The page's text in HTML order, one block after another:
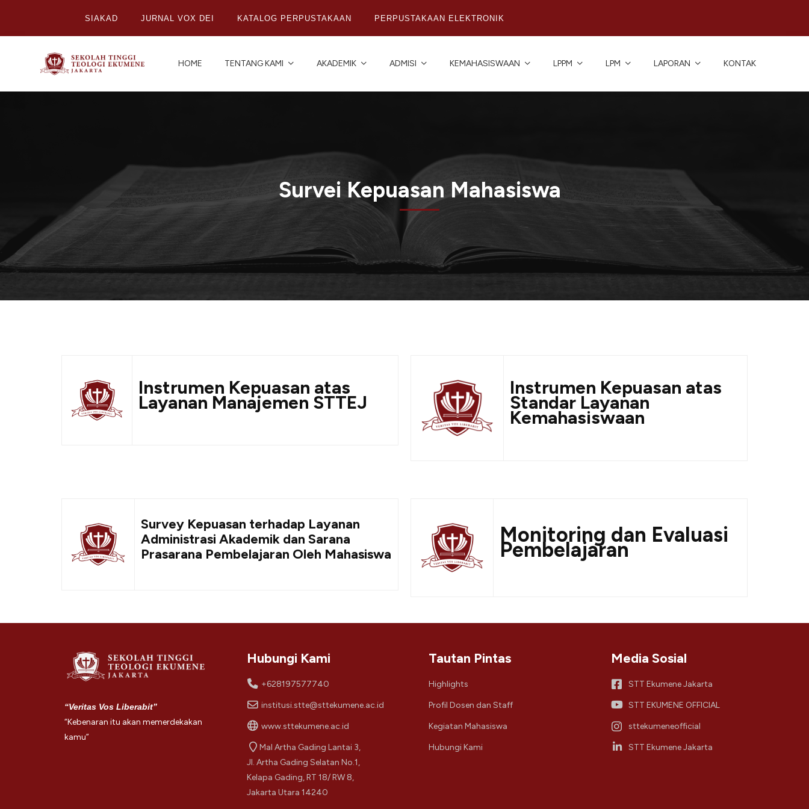
SIAKAD JURNAL VOX DEI KATALOG PERPUSTAKAAN PERPUSTAKAAN ELEKTRONIK
HOME TENTANG KAMI AKADEMIK ADMISI KEMAHASISWAAN LPPM LPM LAPORAN KONTAK
Survei Kepuasan Mahasiswa
Instrumen Kepuasan atas
Layanan Manajemen STTEJ
Instrumen Kepuasan atas
Standar Layanan
Kemahasiswaan
Survey Kepuasan terhadap Layanan
Administrasi Akademik dan Sarana
Prasarana Pembelajaran Oleh Mahasiswa
Monitoring dan Evaluasi
Pembelajaran
“Veritas Vos Liberabit”
“Kebenaran itu akan memerdekakan
kamu”
Hubungi Kami
+628197577740
institusi.stte@sttekumene.ac.id
www.sttekumene.ac.id
Mal Artha Gading Lantai 3,
Jl. Artha Gading Selatan No.1,
Kelapa Gading, RT 18/ RW 8,
Jakarta Utara 14240
Tautan Pintas
Highlights
Profil Dosen dan Staff
Kegiatan Mahasiswa
Hubungi Kami
Media Sosial
STT Ekumene Jakarta
STT EKUMENE OFFICIAL
sttekumeneofficial
STT Ekumene Jakarta